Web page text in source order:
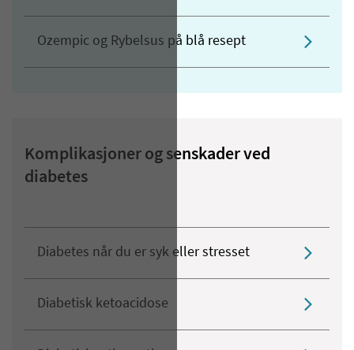
Ozempic og Rybelsus på blå resept
Komplikasjoner og senskader ved
diabetes
Diabetes når du er syk eller stresset
Diabetisk ketoacidose